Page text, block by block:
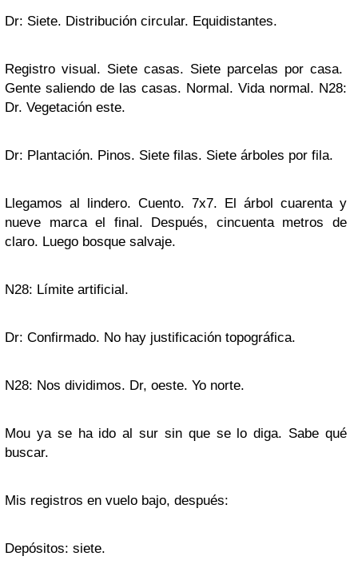
Dr: Siete. Distribución circular. Equidistantes.
Registro visual. Siete casas. Siete parcelas por casa.
Gente saliendo de las casas. Normal. Vida normal. N28:
Dr. Vegetación este.
Dr: Plantación. Pinos. Siete filas. Siete árboles por fila.
Llegamos al lindero. Cuento. 7x7. El árbol cuarenta y
nueve marca el final. Después, cincuenta metros de
claro. Luego bosque salvaje.
N28: Límite artificial.
Dr: Confirmado. No hay justificación topográfica.
N28: Nos dividimos. Dr, oeste. Yo norte.
Mou ya se ha ido al sur sin que se lo diga. Sabe qué
buscar.
Mis registros en vuelo bajo, después:
Depósitos: siete.